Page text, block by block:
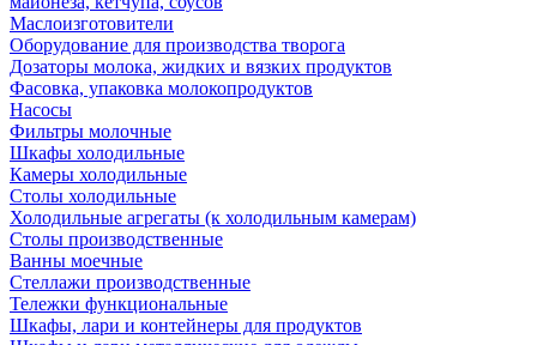
Маслоизготовители
Оборудование для производства творога
Дозаторы молока, жидких и вязких продуктов
Фасовка, упаковка молокопродуктов
Насосы
Фильтры молочные
Шкафы холодильные
Камеры холодильные
Столы холодильные
Холодильные агрегаты (к холодильным камерам)
Столы производственные
Ванны моечные
Стеллажи производственные
Тележки функциональные
Шкафы, лари и контейнеры для продуктов